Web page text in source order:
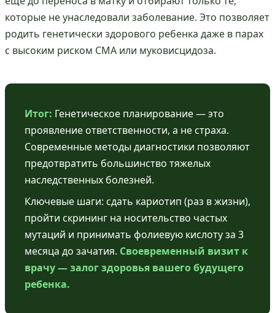
которые не унаследовали заболевание. Это позволяет
родить генетически здорового ребенка даже в парах
с высоким риском СМА или муковисцидоза.
Итог: Генетическое планирование — это
проявление ответственности, а не страха.
Современные методы диагностики позволяют
предотвратить большинство тяжелых
наследственных болезней.
Ключевые шаги: сдать кариотип (раз в жизни),
пройти скрининг на носительство частых
мутаций и принимать фолиевую кислоту за 3
месяца до зачатия. Своевременный визит к
врачу — залог здоровья вашего будущего
ребенка.